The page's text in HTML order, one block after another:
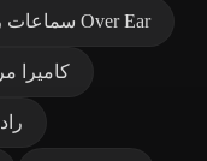
سماعات رأس Over Ear
كاميرا